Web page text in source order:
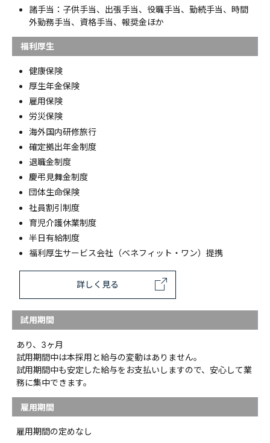
諸手当：子供手当、出張手当、役職手当、勤続手当、時間
外勤務手当、資格手当、報奨金ほか
福利厚生
健康保険
厚生年金保険
雇用保険
労災保険
海外国内研修旅行
確定拠出年金制度
退職金制度
慶弔見舞金制度
団体生命保険
社員割引制度
育児介護休業制度
半日有給制度
福利厚生サービス会社（ベネフィット・ワン）提携
詳しく見る
試用期間
あり、3ヶ月
試用期間中は本採用と給与の変動はありません。
試用期間中も安定した給与をお支払いしますので、安心して業
務に集中できます。
雇用期間
雇用期間の定めなし